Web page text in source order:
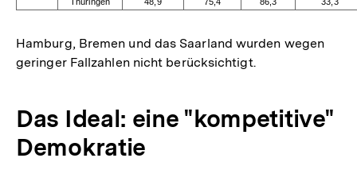
Hamburg, Bremen und das Saarland wurden wegen
geringer Fallzahlen nicht berücksichtigt.
Das Ideal: eine "kompetitive"
Demokratie